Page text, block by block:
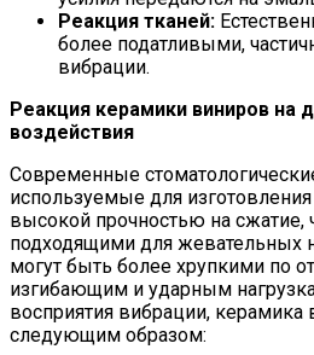
Реакция тканей:
более податливыми,
вибрации.
Реакция керамики виниров на
воздействия
Современные
используемые для
высокой прочностью на сжатие,
подходящими для жевательных
могут быть более хрупкими по
изгибающим и ударным
восприятия вибрации, керамика
следующим образом: